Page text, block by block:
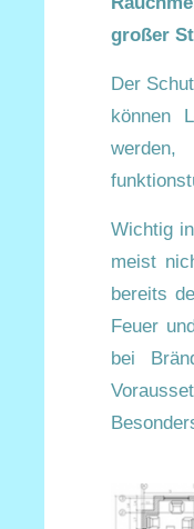
großer
Der
können
Wichtig
meist
bereits
Feuer
bei